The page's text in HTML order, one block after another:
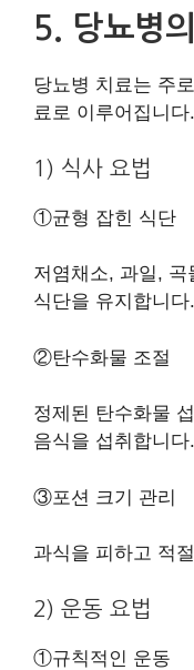
5. 당뇨병
당뇨병 치료는 주
료로 이루어집니다.
1) 식사 요법
①균형 잡힌 식단
저염채소, 과일, 곡
식단을 유지합니다.
②탄수화물 조절
정제된 탄수화물
음식을 섭취합니다.
③포션 크기 관리
과식을 피하고 적
2) 운동 요법
①규칙적인 운동